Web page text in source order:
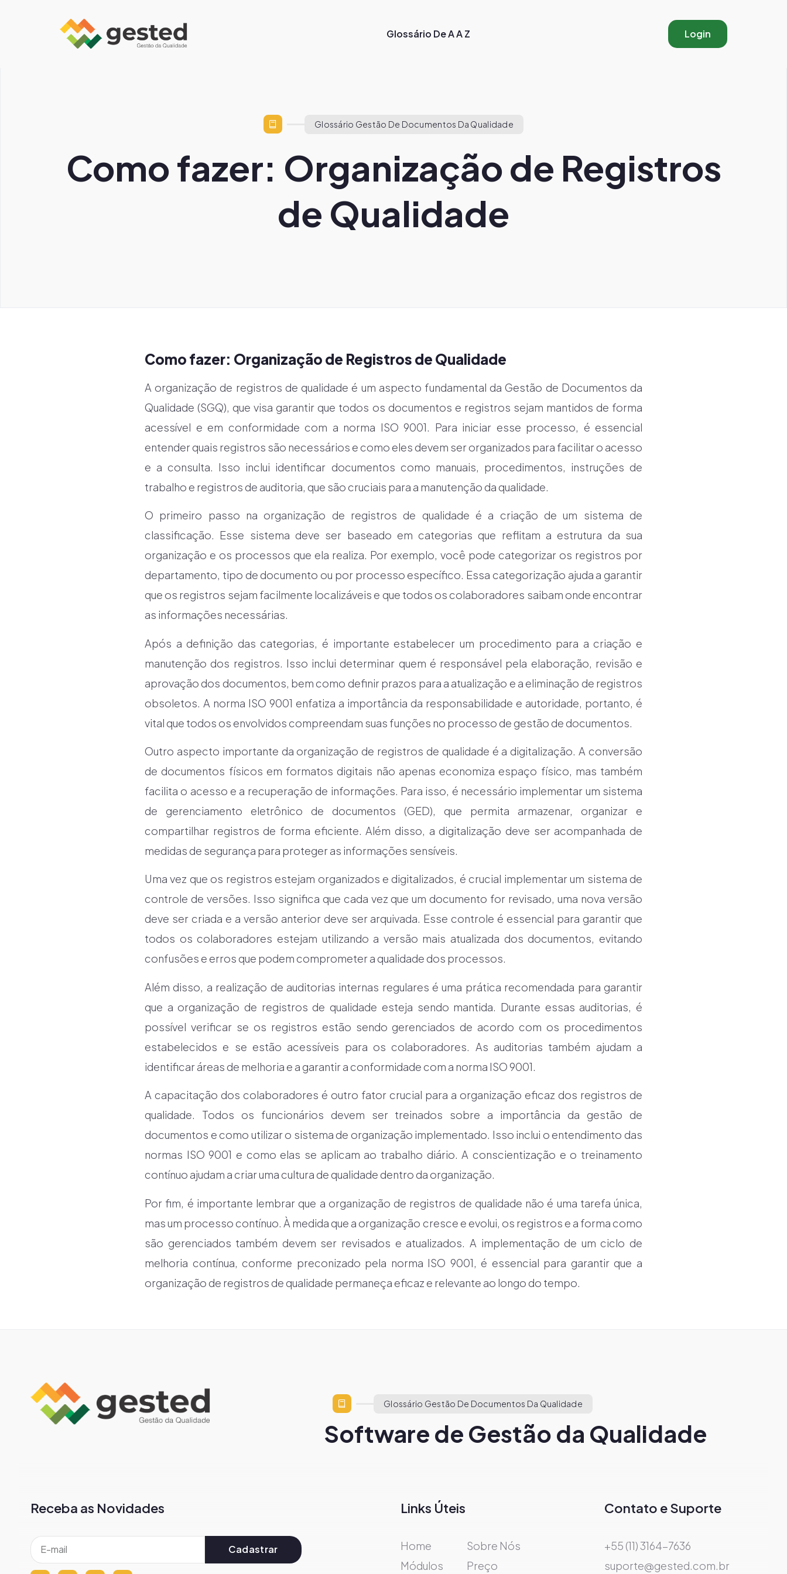
Glossário De A A Z Login
Glossário Gestão De Documentos Da Qualidade
Como fazer: Organização de Registros
de Qualidade
Como fazer: Organização de Registros de Qualidade
A organização de registros de qualidade é um aspecto fundamental da Gestão de Documentos da
Qualidade (SGQ), que visa garantir que todos os documentos e registros sejam mantidos de forma
acessível e em conformidade com a norma ISO 9001. Para iniciar esse processo, é essencial
entender quais registros são necessários e como eles devem ser organizados para facilitar o acesso
e a consulta. Isso inclui identificar documentos como manuais, procedimentos, instruções de
trabalho e registros de auditoria, que são cruciais para a manutenção da qualidade.
O primeiro passo na organização de registros de qualidade é a criação de um sistema de
classificação. Esse sistema deve ser baseado em categorias que reflitam a estrutura da sua
organização e os processos que ela realiza. Por exemplo, você pode categorizar os registros por
departamento, tipo de documento ou por processo específico. Essa categorização ajuda a garantir
que os registros sejam facilmente localizáveis e que todos os colaboradores saibam onde encontrar
as informações necessárias.
Após a definição das categorias, é importante estabelecer um procedimento para a criação e
manutenção dos registros. Isso inclui determinar quem é responsável pela elaboração, revisão e
aprovação dos documentos, bem como definir prazos para a atualização e a eliminação de registros
obsoletos. A norma ISO 9001 enfatiza a importância da responsabilidade e autoridade, portanto, é
vital que todos os envolvidos compreendam suas funções no processo de gestão de documentos.
Outro aspecto importante da organização de registros de qualidade é a digitalização. A conversão
de documentos físicos em formatos digitais não apenas economiza espaço físico, mas também
facilita o acesso e a recuperação de informações. Para isso, é necessário implementar um sistema
de gerenciamento eletrônico de documentos (GED), que permita armazenar, organizar e
compartilhar registros de forma eficiente. Além disso, a digitalização deve ser acompanhada de
medidas de segurança para proteger as informações sensíveis.
Uma vez que os registros estejam organizados e digitalizados, é crucial implementar um sistema de
controle de versões. Isso significa que cada vez que um documento for revisado, uma nova versão
deve ser criada e a versão anterior deve ser arquivada. Esse controle é essencial para garantir que
todos os colaboradores estejam utilizando a versão mais atualizada dos documentos, evitando
confusões e erros que podem comprometer a qualidade dos processos.
Além disso, a realização de auditorias internas regulares é uma prática recomendada para garantir
que a organização de registros de qualidade esteja sendo mantida. Durante essas auditorias, é
possível verificar se os registros estão sendo gerenciados de acordo com os procedimentos
estabelecidos e se estão acessíveis para os colaboradores. As auditorias também ajudam a
identificar áreas de melhoria e a garantir a conformidade com a norma ISO 9001.
A capacitação dos colaboradores é outro fator crucial para a organização eficaz dos registros de
qualidade. Todos os funcionários devem ser treinados sobre a importância da gestão de
documentos e como utilizar o sistema de organização implementado. Isso inclui o entendimento das
normas ISO 9001 e como elas se aplicam ao trabalho diário. A conscientização e o treinamento
contínuo ajudam a criar uma cultura de qualidade dentro da organização.
Por fim, é importante lembrar que a organização de registros de qualidade não é uma tarefa única,
mas um processo contínuo. À medida que a organização cresce e evolui, os registros e a forma como
são gerenciados também devem ser revisados e atualizados. A implementação de um ciclo de
melhoria contínua, conforme preconizado pela norma ISO 9001, é essencial para garantir que a
organização de registros de qualidade permaneça eficaz e relevante ao longo do tempo.
Glossário Gestão De Documentos Da Qualidade
Software de Gestão da Qualidade
Receba as Novidades
Cadastrar
Links Úteis
Home
Sobre Nós
Módulos
Preço
Contato e Suporte
+55 (11) 3164-7636
suporte@gested.com.br